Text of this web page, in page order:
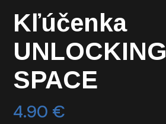
Kľúčenka
UNLOCKING
SPACE
4.90 €